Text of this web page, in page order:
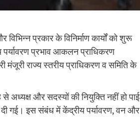
प्रकार के विनिर्माण कार्यों को शुरू
पर्यावरण प्रभाव आकलन प्राधिकरण
राज्य स्तरीय प्राधिकरण व समिति के
अध्यक्ष और सदस्यों की नियुक्ति नहीं हो पाई
गई। इस संबंध में केंद्रीय पर्यावरण, वन और